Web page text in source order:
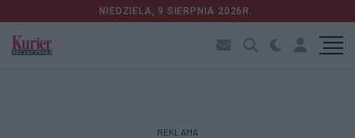
NIEDZIELA, 9 SIERPNIA 2026R.
REKLAMA